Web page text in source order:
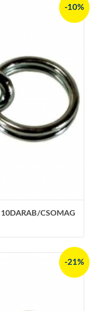
-10%
10DARAB/CSOMAG
-21%